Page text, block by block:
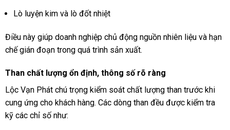
Lò luyện kim và lò đốt nhiệt
Điều này giúp doanh nghiệp chủ động nguồn nhiên liệu và hạn
chế gián đoạn trong quá trình sản xuất.
Than chất lượng ổn định, thông số rõ ràng
Lộc Vạn Phát chú trọng kiểm soát chất lượng than trước khi
cung ứng cho khách hàng. Các dòng than đều được kiểm tra
kỹ các chỉ số như: